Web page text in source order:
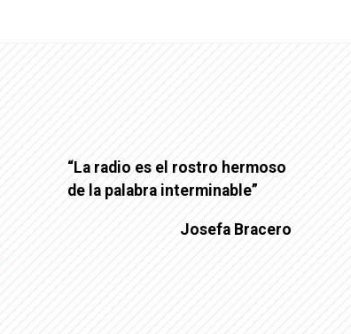
“La radio es el rostro hermoso
de la palabra interminable”
Josefa Bracero